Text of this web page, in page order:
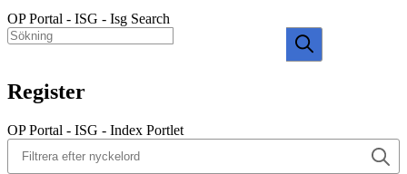
OP Portal - ISG - Isg Search
Register
OP Portal - ISG - Index Portlet